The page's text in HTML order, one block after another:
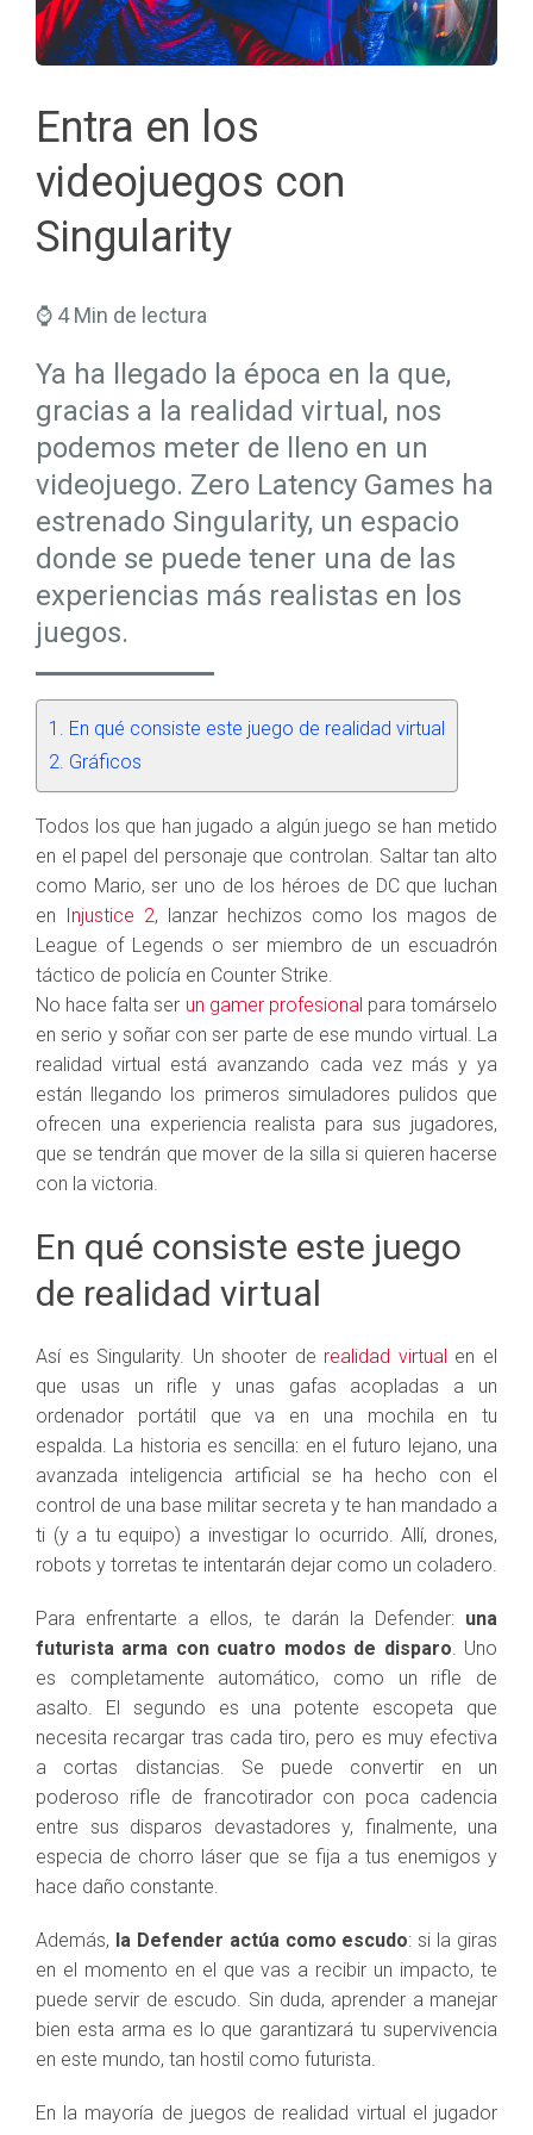
Seguros Salud
Seguros Viajes
Hogar
Salud
Trabaja en Mapfre
Entra en los
videojuegos con
Singularity
⌚ 4 Min de lectura
Ya ha llegado la época en la que,
gracias a la realidad virtual, nos
podemos meter de lleno en un
videojuego. Zero Latency Games ha
estrenado Singularity, un espacio
donde se puede tener una de las
experiencias más realistas en los
juegos.
En qué consiste este juego de realidad virtual
Gráficos
Todos los que han jugado a algún juego se han metido
en el papel del personaje que controlan. Saltar tan alto
como Mario, ser uno de los héroes de DC que luchan
en Injustice 2, lanzar hechizos como los magos de
League of Legends o ser miembro de un escuadrón
táctico de policía en Counter Strike.
No hace falta ser un gamer profesional para tomárselo
en serio y soñar con ser parte de ese mundo virtual. La
realidad virtual está avanzando cada vez más y ya
están llegando los primeros simuladores pulidos que
ofrecen una experiencia realista para sus jugadores,
que se tendrán que mover de la silla si quieren hacerse
con la victoria.
En qué consiste este juego
de realidad virtual
Así es Singularity. Un shooter de realidad virtual en el
que usas un rifle y unas gafas acopladas a un
ordenador portátil que va en una mochila en tu
espalda. La historia es sencilla: en el futuro lejano, una
avanzada inteligencia artificial se ha hecho con el
control de una base militar secreta y te han mandado a
ti (y a tu equipo) a investigar lo ocurrido. Allí, drones,
robots y torretas te intentarán dejar como un coladero.
Para enfrentarte a ellos, te darán la Defender: una
futurista arma con cuatro modos de disparo . Uno
es completamente automático, como un rifle de
asalto. El segundo es una potente escopeta que
necesita recargar tras cada tiro, pero es muy efectiva
a cortas distancias. Se puede convertir en un
poderoso rifle de francotirador con poca cadencia
entre sus disparos devastadores y, finalmente, una
especia de chorro láser que se fija a tus enemigos y
hace daño constante.
Además, la Defender actúa como escudo: si la giras
en el momento en el que vas a recibir un impacto, te
puede servir de escudo. Sin duda, aprender a manejar
bien esta arma es lo que garantizará tu supervivencia
en este mundo, tan hostil como futurista.
En la mayoría de juegos de realidad virtual el jugador